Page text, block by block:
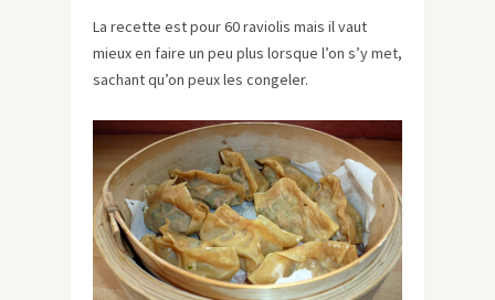
La recette est pour 60 raviolis mais il vaut
mieux en faire un peu plus lorsque l’on s’y met,
sachant qu’on peux les congeler.